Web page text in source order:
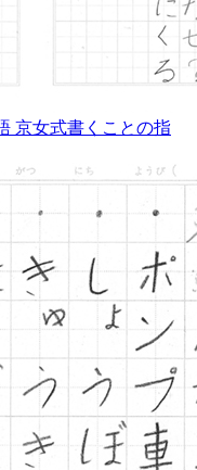
京女式書くことの指